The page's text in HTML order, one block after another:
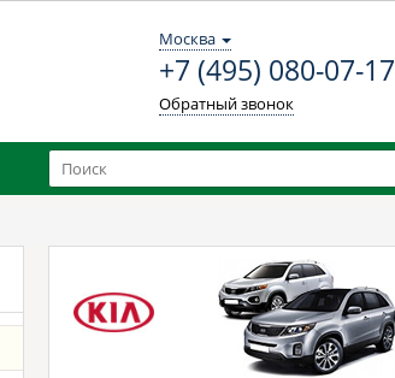
Москва
+7 (495) 080-07-17
Обратный звонок